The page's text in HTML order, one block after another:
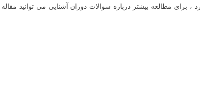
برای مطالعه بیشتر درباره سوالات دوران آشنایی می توانید مقاله